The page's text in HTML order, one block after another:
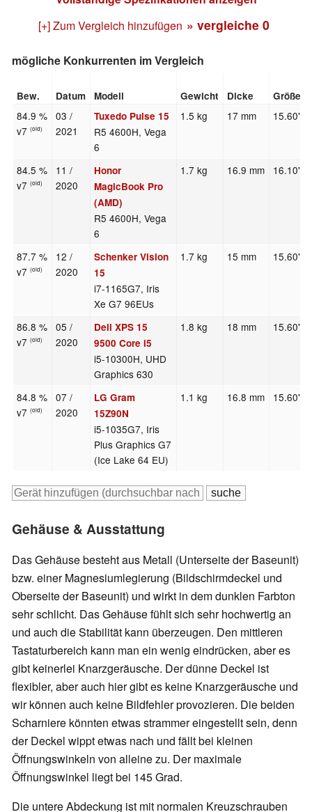
[+] Zum Vergleich hinzufügen » vergleiche 0
mögliche Konkurrenten im Vergleich
Bew. Datum Modell Gewicht Dicke Größe
84.9 %
v7(old)
03 /
2021
Tuxedo Pulse 15
R5 4600H, Vega
6
1.5 kg 17 mm 15.60"
84.5 %
v7(old)
11 /
2020
Honor
MagicBook Pro
(AMD)
R5 4600H, Vega
6
1.7 kg 16.9 mm 16.10"
87.7 %
v7(old)
12 /
2020
Schenker Vision
15
i7-1165G7, Iris
Xe G7 96EUs
1.7 kg 15 mm 15.60"
86.8 %
v7(old)
05 /
2020
Dell XPS 15
9500 Core i5
i5-10300H, UHD
Graphics 630
1.8 kg 18 mm 15.60"
84.8 %
v7(old)
07 /
2020
LG Gram
15Z90N
i5-1035G7, Iris
Plus Graphics G7
(Ice Lake 64 EU)
1.1 kg 16.8 mm 15.60"
Gehäuse & Ausstattung
Das Gehäuse besteht aus Metall (Unterseite der Baseunit)
bzw. einer Magnesiumlegierung (Bildschirmdeckel und
Oberseite der Baseunit) und wirkt in dem dunklen Farbton
sehr schlicht. Das Gehäuse fühlt sich sehr hochwertig an
und auch die Stabilität kann überzeugen. Den mittleren
Tastaturbereich kann man ein wenig eindrücken, aber es
gibt keinerlei Knarzgeräusche. Der dünne Deckel ist
flexibler, aber auch hier gibt es keine Knarzgeräusche und
wir können auch keine Bildfehler provozieren. Die beiden
Scharniere könnten etwas strammer eingestellt sein, denn
der Deckel wippt etwas nach und fällt bei kleinen
Öffnungswinkeln von alleine zu. Der maximale
Öffnungswinkel liegt bei 145 Grad.
Die untere Abdeckung ist mit normalen Kreuzschrauben